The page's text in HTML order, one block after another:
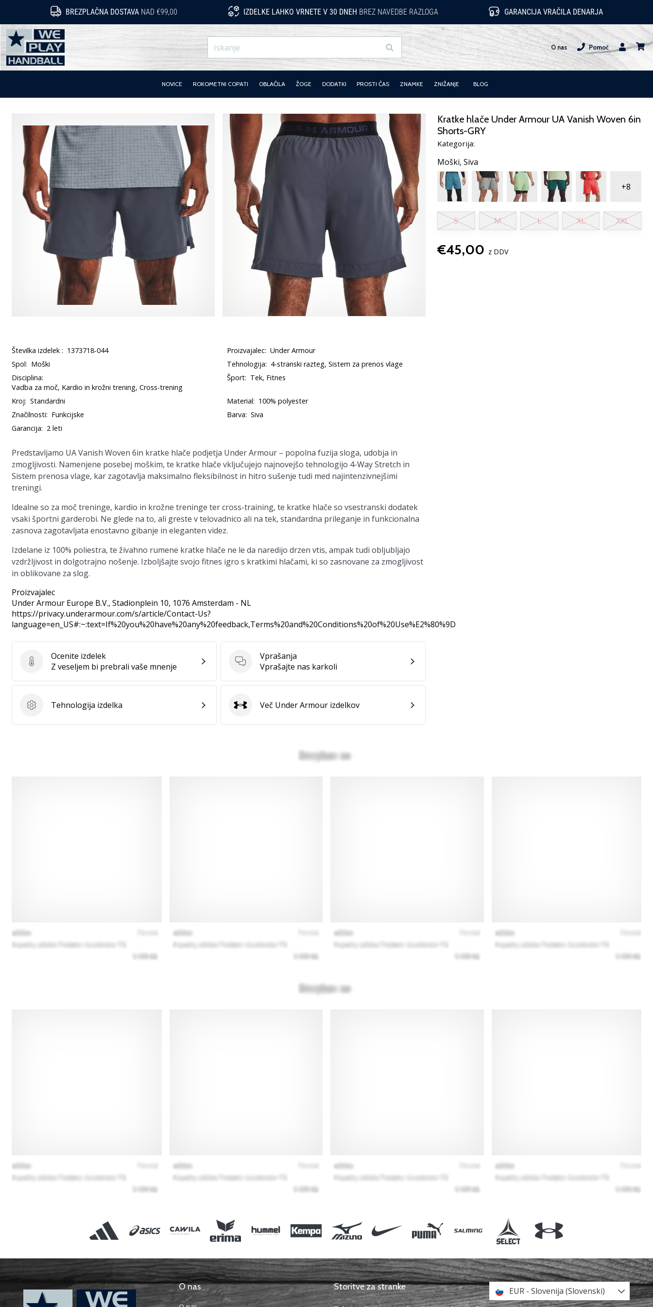
BREZPLAČNA DOSTAVA NAD €99,00 IZDELKE LAHKO VRNETE V 30 DNEH BREZ NAVEDBE RAZLOGA GARANCIJA VRAČILA DENARJA
WePlayHandball.si
Iskanje O nas
Pomoč
Uporabnik
NOVICE ROKOMETNI COPATI OBLAČILA ŽOGE DODATKI PROSTI ČAS ZNAMKE ZNIŽANJE BLOG
Kratke hlače Under Armour UA Vanish Woven 6in
Shorts-GRY
Kategorija:
Moški, Siva
+8
S M L XL XXL
€45,00 z DDV
Številka izdelek : 1373718-044 Proizvajalec: Under Armour
Spol: Moški Tehnologija: 4-stranski razteg, Sistem za prenos vlage
Disciplina:
Vadba za moč, Kardio in krožni trening, Cross-trening
Šport: Tek, Fitnes
Kroj: Standardni Material: 100% polyester
Značilnosti: Funkcijske Barva: Siva
Garancija: 2 leti
Predstavljamo UA Vanish Woven 6in kratke hlače podjetja Under Armour – popolna fuzija sloga, udobja in
zmogljivosti. Namenjene posebej moškim, te kratke hlače vključujejo najnovejšo tehnologijo 4-Way Stretch in
Sistem prenosa vlage, kar zagotavlja maksimalno fleksibilnost in hitro sušenje tudi med najintenzivnejšimi
treningi.
Idealne so za moč treninge, kardio in krožne treninge ter cross-training, te kratke hlače so vsestranski dodatek
vsaki športni garderobi. Ne glede na to, ali greste v telovadnico ali na tek, standardna prileganje in funkcionalna
zasnova zagotavljata enostavno gibanje in eleganten videz.
Izdelane iz 100% poliestra, te živahno rumene kratke hlače ne le da naredijo drzen vtis, ampak tudi obljubljajo
vzdržljivost in dolgotrajno nošenje. Izboljšajte svojo fitnes igro s kratkimi hlačami, ki so zasnovane za zmogljivost
in oblikovane za slog.
Proizvajalec
Under Armour Europe B.V., Stadionplein 10, 1076 Amsterdam - NL
https://privacy.underarmour.com/s/article/Contact-Us?
language=en_US#:~:text=If%20you%20have%20any%20feedback,Terms%20and%20Conditions%20of%20Use%E2%80%9D
Ocenite izdelek
Ocenite izdelek
Z veseljem bi prebrali vaše mnenje
Vprašanja
Vprašanja
Vprašajte nas karkoli
Tehnologija izdelka
Tehnologija izdelka Under Armour
Več Under Armour izdelkov
O nas Storitve za stranke EUR - Slovenija (Slovenski)